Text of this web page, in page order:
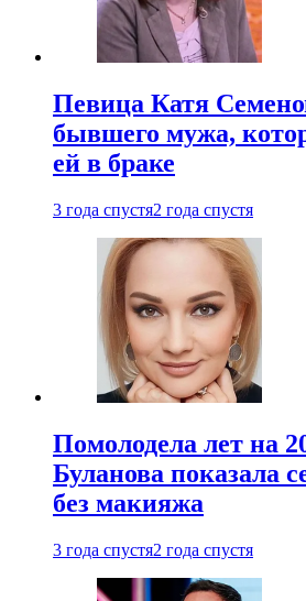
Певица Катя
бывшего мужа,
ей в браке
3 года спустя2 года спустя
Помолодела лет на
Буланова показала
без макияжа
3 года спустя2 года спустя